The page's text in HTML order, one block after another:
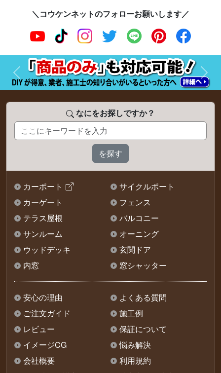
＼コウケンネットのフォローお願いします／
前へ 次へ
なにをお探しですか？
カーポート
サイクルポート
カーゲート
フェンス
テラス屋根
バルコニー
サンルーム
オーニング
ウッドデッキ
玄関ドア
内窓
窓シャッター
安心の理由
よくある質問
ご注文ガイド
施工例
レビュー
保証について
イメージCG
悩み解決
会社概要
利用規約